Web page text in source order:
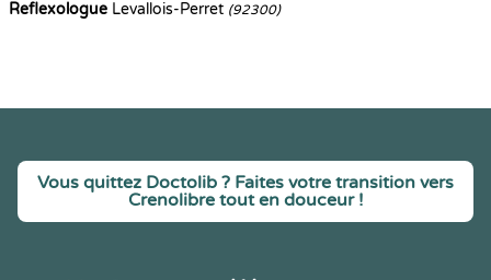
Reflexologue Levallois-Perret (92300)
Vous quittez Doctolib ? Faites votre transition vers
Crenolibre tout en douceur !